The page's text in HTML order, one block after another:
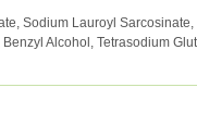
Sodium Lauroyl
Alcohol, Tetrasodium